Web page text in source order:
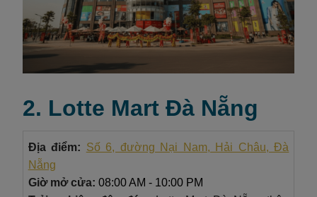
2. Lotte Mart Đà Nẵng
Địa điểm: Số 6, đường Nại Nam, Hải Châu, Đà
Nẵng
Giờ mở cửa: 08:00 AM - 10:00 PM